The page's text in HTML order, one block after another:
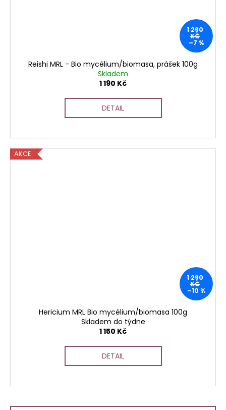
1 290
KČ
–7 %
Reishi MRL - Bio mycélium/biomasa, prášek 100g
Skladem
1 190 Kč
DETAIL
AKCE
1 290
KČ
–10 %
Hericium MRL Bio mycélium/biomasa 100g
Skladem do týdne
1 150 Kč
DETAIL